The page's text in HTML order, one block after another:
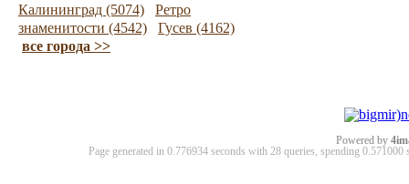
Калининград (5074)
Ретро
знаменитости (4542)
Гусев (4162)
все города >>
Powered by
Page generated in 0.776934 seconds with 28 queries, spending